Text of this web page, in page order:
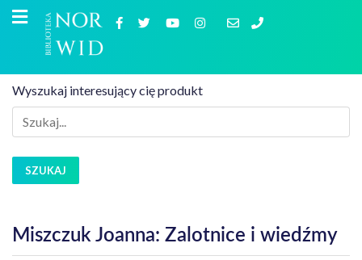
Wyszukaj interesujący cię produkt
SZUKAJ
Miszczuk Joanna: Zalotnice i wiedźmy